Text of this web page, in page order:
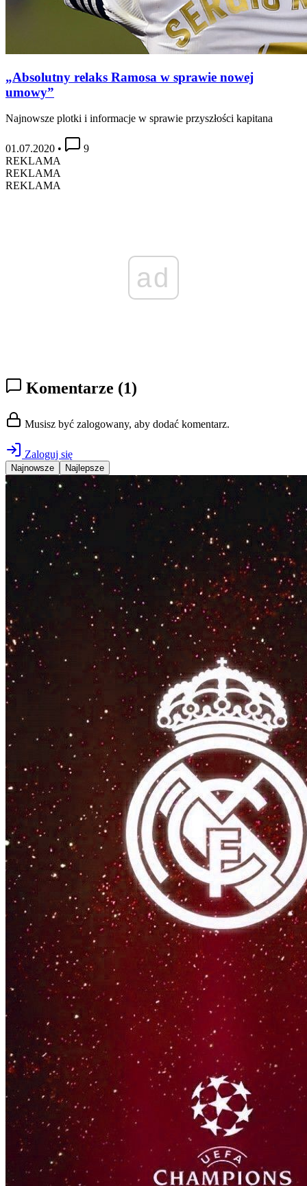
„Absolutny relaks Ramosa w sprawie nowej
umowy”
Najnowsze plotki i informacje w sprawie przyszłości kapitana
01.07.2020 •
9
REKLAMA
REKLAMA
REKLAMA
ad
Komentarze (1)
Musisz być zalogowany, aby dodać komentarz.
Zaloguj się
Najnowsze Najlepsze